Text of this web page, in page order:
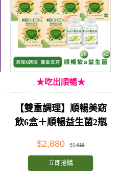
★吃出順暢★
【雙重調理】順暢美窈
飲6盒＋順暢益生菌2瓶
$2,880 $3,618
立即搶購